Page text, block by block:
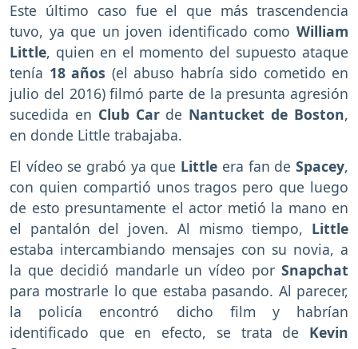
Este último caso fue el que más trascendencia
tuvo, ya que un joven identificado como William
Little, quien en el momento del supuesto ataque
tenía 18 años (el abuso habría sido cometido en
julio del 2016) filmó parte de la presunta agresión
sucedida en Club Carde Nantucket de Boston,
en donde Little trabajaba.
El vídeo se grabó ya que Little era fan de Spacey,
con quien compartió unos tragos pero que luego
de esto presuntamente el actor metió la mano en
el pantalón del joven. Al mismo tiempo, Little
estaba intercambiando mensajes con su novia, a
la que decidió mandarle un vídeo por Snapchat
para mostrarle lo que estaba pasando. Al parecer,
la policía encontró dicho film y habrían
identificado que en efecto, se trata de Kevin